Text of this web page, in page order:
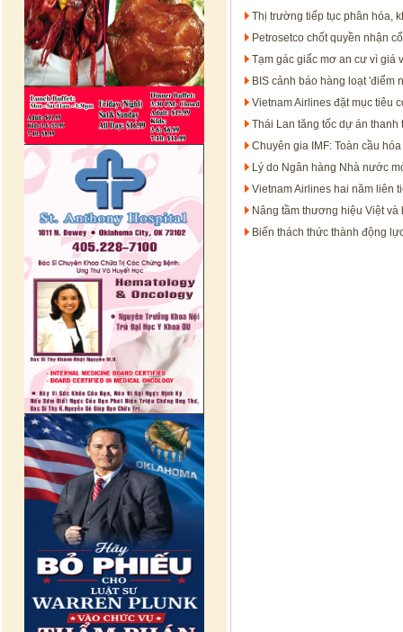
Thị trường tiếp tục phân hóa,
Petrosetco chốt quyền nhận
Tạm gác giấc mơ an cư vì giá
BIS cảnh báo hàng loạt 'điểm
Vietnam Airlines đặt mục tiêu
Thái Lan tăng tốc dự án
Chuyên gia IMF: Toàn cầu
Lý do Ngân hàng Nhà nước
Vietnam Airlines hai năm liên
Nâng tầm thương hiệu Việt và
Biến thách thức thành động